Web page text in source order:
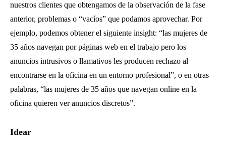
nuestros clientes que obtengamos de la observación de la fase
anterior, problemas o “vacíos” que podamos aprovechar. Por
ejemplo, podemos obtener el siguiente insight: “las mujeres de
35 años navegan por páginas web en el trabajo pero los
anuncios intrusivos o llamativos les producen rechazo al
encontrarse en la oficina en un entorno profesional”, o en otras
palabras, “las mujeres de 35 años que navegan online en la
oficina quieren ver anuncios discretos”.
Idear